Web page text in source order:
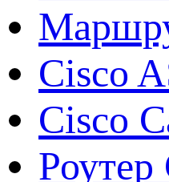
Cisco
Cisco
Роутер